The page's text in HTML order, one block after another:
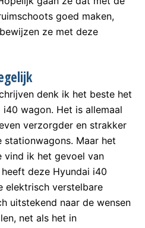
goed maken,
ze met deze
denk ik het beste het
wagon. Het is allemaal
verzorgder en strakker
stationwagons. Maar het
vind ik het gevoel van
deze Hyundai i40
elektrisch verstelbare
uitstekend naar de wensen
net als het in